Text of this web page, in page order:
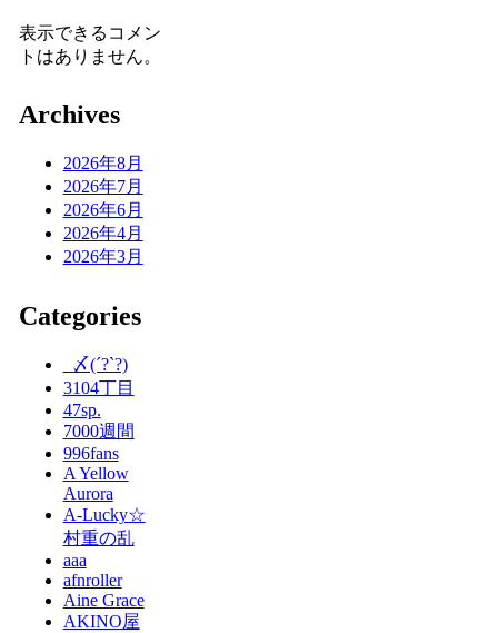
表示できるコメン
トはありません。
Archives
2026年8月
2026年7月
2026年6月
2026年4月
2026年3月
Categories
_〆(´?`?)
3104丁目
47sp.
7000週間
996fans
A Yellow
Aurora
A-Lucky☆
村重の乱
aaa
afnroller
Aine Grace
AKINO屋